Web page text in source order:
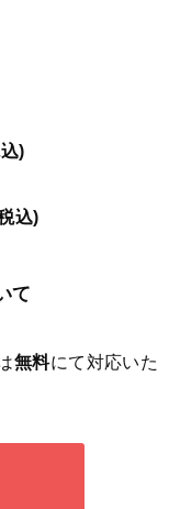
)
込)
て
無料にて対応いた